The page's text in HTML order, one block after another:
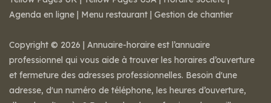
Agenda en ligne | Menu restaurant | Gestion de chantier
Copyright © 2026 | Annuaire-horaire est l’annuaire
professionnel qui vous aide à trouver les horaires d’ouverture
et fermeture des adresses professionnelles. Besoin d'une
adresse, d'un numéro de téléphone, les heures d’ouverture,